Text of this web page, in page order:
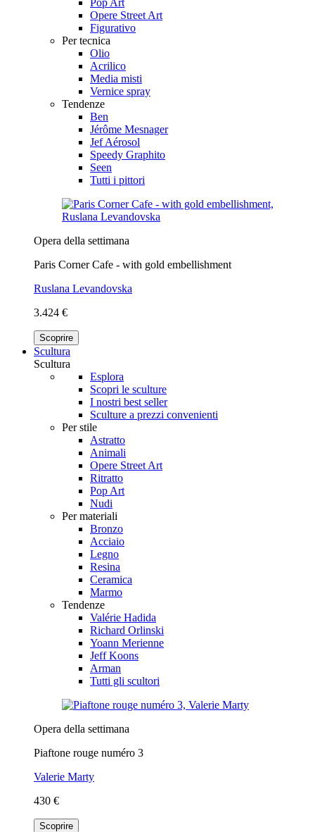
Opere Street Art
Figurativo
Per tecnica
Olio
Acrilico
Media misti
Vernice spray
Tendenze
Ben
Jérôme Mesnager
Jef Aérosol
Speedy Graphito
Seen
Tutti i pittori
Opera della settimana
Paris Corner Cafe - with gold embellishment
Ruslana Levandovska
3.424 €
Scoprire
Scultura
Scultura
Esplora
Scopri le sculture
I nostri best seller
Sculture a prezzi convenienti
Per stile
Astratto
Animali
Opere Street Art
Ritratto
Pop Art
Nudi
Per materiali
Bronzo
Acciaio
Legno
Resina
Ceramica
Marmo
Tendenze
Valérie Hadida
Richard Orlinski
Yoann Merienne
Jeff Koons
Arman
Tutti gli scultori
Opera della settimana
Piaftone rouge numéro 3
Valerie Marty
430 €
Scoprire